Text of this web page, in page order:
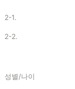
2-1.
2-2.
성별/나이